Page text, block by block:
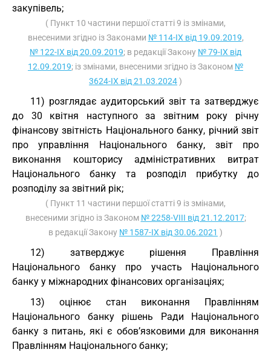
закупівель;
( Пункт 10 частини першої статті 9 із змінами,
внесеними згідно із Законами № 114-IX від 19.09.2019,
№ 122-IX від 20.09.2019; в редакції Закону № 79-IX від
12.09.2019; із змінами, внесеними згідно із Законом №
3624-IX від 21.03.2024)
11) розглядає аудиторський звіт та затверджує
до 30 квітня наступного за звітним року річну
фінансову звітність Національного банку, річний звіт
про управління Національного банку, звіт про
виконання кошторису адміністративних витрат
Національного банку та розподіл прибутку до
розподілу за звітний рік;
( Пункт 11 частини першої статті 9 із змінами,
внесеними згідно із Законом № 2258-VIII від 21.12.2017;
в редакції Закону № 1587-IX від 30.06.2021 )
12) затверджує рішення Правління
Національного банку про участь Національного
банку у міжнародних фінансових організаціях;
13) оцінює стан виконання Правлінням
Національного банку рішень Ради Національного
банку з питань, які є обов’язковими для виконання
Правлінням Національного банку;